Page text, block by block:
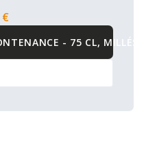
€
- 75 CL,